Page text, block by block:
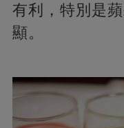
有利，特別是
顯。